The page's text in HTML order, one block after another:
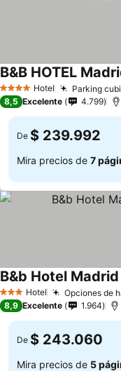
4 EstrellasHotel Parking
B&B HOTEL
8,5 Excelente 4.799
De $ 239.992
Mira precios de 7
3 Estrellas
Hotel Opciones de
B&b Hotel
8,9 Excelente 1.964
De $ 243.060
Mira precios de 5